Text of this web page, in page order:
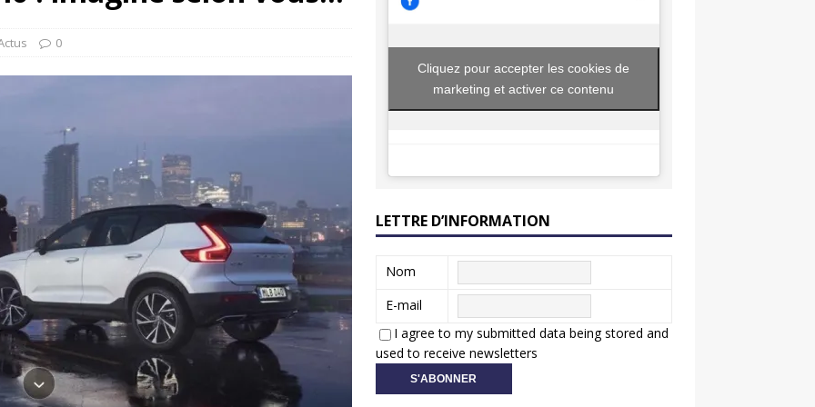
GTi : naissance d’une légende
Honda dévoile un spot publicitaire… confiné!
0
Cliquez pour accepter les cookies de
marketing et activer ce contenu
LETTRE D’INFORMATION
Nom
E-mail
I agree to my submitted data being stored and
used to receive newsletters